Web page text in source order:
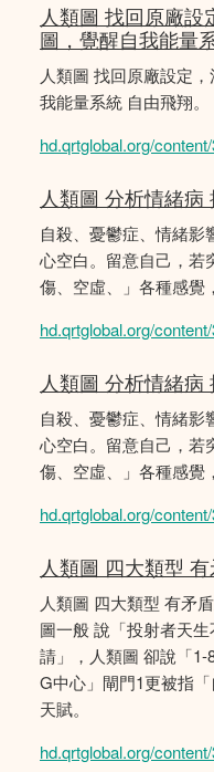
人類圖 找回原廠
圖，覺醒自我能量
人類圖 找回原廠設定
我能量系統 自由飛翔。
hd.qrtglobal.org/
人類圖 分析情緒
自殺、憂鬱症、情緒影
心空白。留意自己，若
傷、空虛、」各種感覺
hd.qrtglobal.org/
人類圖 分析情緒
自殺、憂鬱症、情緒影
心空白。留意自己，若
傷、空虛、」各種感覺
hd.qrtglobal.org/
人類圖 四大類型
人類圖 四大類型 有矛
圖一般 說「投射者天
請」，人類圖 卻說「
G中心」閘門1更被指
天賦。
hd.qrtglobal.org/